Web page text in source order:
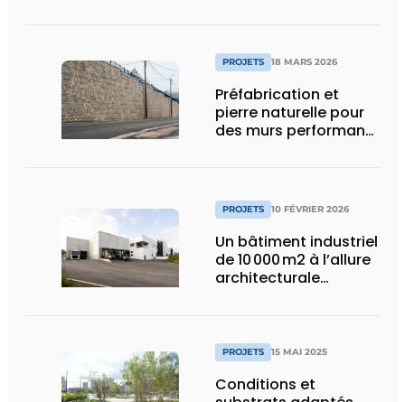
PROJETS 18 MARS 2026
Préfabrication et
pierre naturelle pour
des murs performants
PROJETS 10 FÉVRIER 2026
Un bâtiment industriel
de 10 000 m2 à l’allure
architecturale
PROJETS 15 MAI 2025
Conditions et